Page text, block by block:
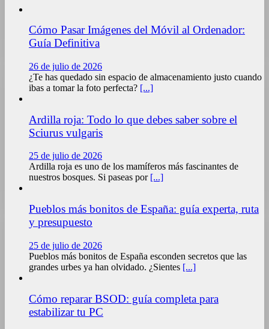
Cómo Pasar Imágenes del Móvil al Ordenador:
Guía Definitiva
26 de julio de 2026
¿Te has quedado sin espacio de almacenamiento justo cuando
ibas a tomar la foto perfecta? [...]
Ardilla roja: Todo lo que debes saber sobre el
Sciurus vulgaris
25 de julio de 2026
Ardilla roja es uno de los mamíferos más fascinantes de
nuestros bosques. Si paseas por [...]
Pueblos más bonitos de España: guía experta, ruta
y presupuesto
25 de julio de 2026
Pueblos más bonitos de España esconden secretos que las
grandes urbes ya han olvidado. ¿Sientes [...]
Cómo reparar BSOD: guía completa para
estabilizar tu PC